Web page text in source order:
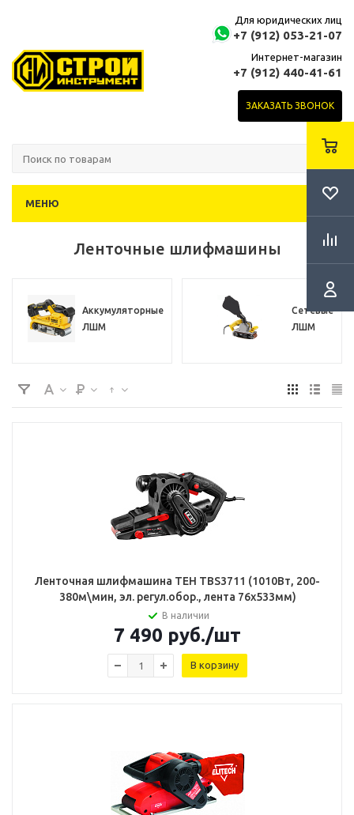
Для юридических лиц
+7 (912) 053-21-07
Интернет-магазин
+7 (912) 440-41-61
ЗАКАЗАТЬ ЗВОНОК
МЕНЮ
Ленточные шлифмашины
Аккумуляторные
ЛШМ
Сетевые
ЛШМ
Ленточная шлифмашина TEH TBS3711 (1010Вт, 200-
380м\мин, эл. регул.обор., лента 76х533мм)
В наличии
7 490 руб./шт
В корзину